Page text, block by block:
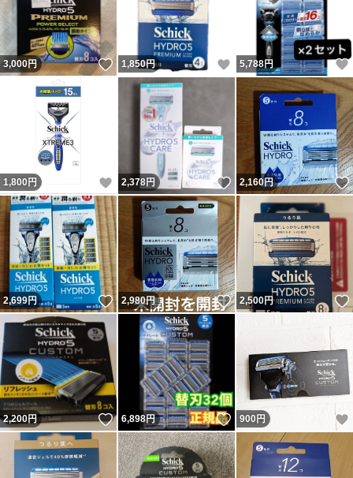
3,000円 いいね！
1,850円 いいね！
5,788円
1,800 円 いいね！
2,378円 いいね！
2,160円
2,699円 いいね！
2,980円 いいね！
2,500円
2,200円 いいね！
6,898円 いいね！
900 円